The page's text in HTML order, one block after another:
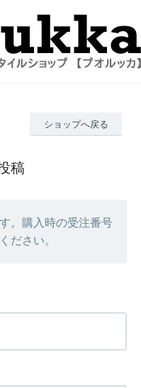
ショップへ戻る
稿
。購入時の受注番号
ださい。